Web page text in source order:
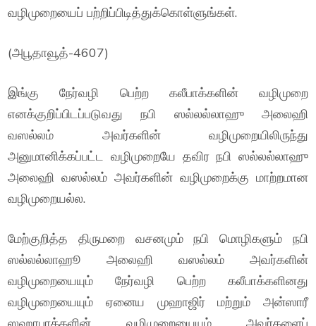
வழிமுறையைப் பற்றிப்பிடித்துக்கொள்ளுங்கள்.
(அபூதாவூத்-4607)
இங்கு நேர்வழி பெற்ற கலீபாக்களின் வழிமுறை
எனக்குறிப்பிடப்படுவது நபி ஸல்லல்லாஹு அலைஹி
வஸல்லம் அவர்களின் வழிமுறையிலிருந்து
அனுமானிக்கப்பட்ட வழிமுறையே தவிர நபி ஸல்லல்லாஹு
அலைஹி வஸல்லம் அவர்களின் வழிமுறைக்கு மாற்றமான
வழிமுறையல்ல.
மேற்குறித்த திருமறை வசனமும் நபி மொழிகளும் நபி
ஸல்லல்லாஹூ அலைஹி வஸல்லம் அவர்களின்
வழிமுறையையும் நேர்வழி பெற்ற கலீபாக்களினது
வழிமுறையையும் ஏனைய முஹாஜிர் மற்றும் அன்ஸாரீ
ஸஹாபாக்களின் வழிமுறையையும் அவர்களைப்